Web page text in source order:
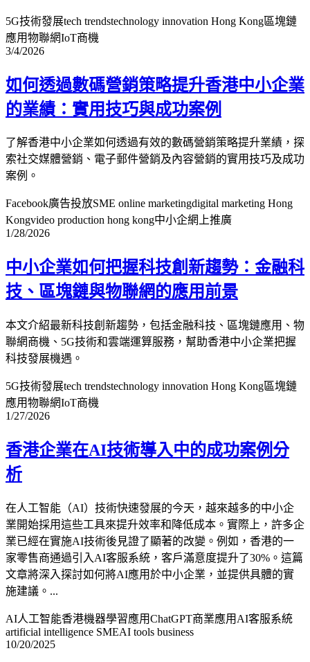
5G技術發展tech trendstechnology innovation Hong Kong區塊鏈
應用物聯網IoT商機
3/4/2026
如何透過數碼營銷策略提升香港中小企業
的業績：實用技巧與成功案例
了解香港中小企業如何透過有效的數碼營銷策略提升業績，探
索社交媒體營銷、電子郵件營銷及內容營銷的實用技巧及成功
案例。
Facebook廣告投放SME online marketingdigital marketing Hong
Kongvideo production hong kong中小企網上推廣
1/28/2026
中小企業如何把握科技創新趨勢：金融科
技、區塊鏈與物聯網的應用前景
本文介紹最新科技創新趨勢，包括金融科技、區塊鏈應用、物
聯網商機、5G技術和雲端運算服務，幫助香港中小企業把握
科技發展機遇。
5G技術發展tech trendstechnology innovation Hong Kong區塊鏈
應用物聯網IoT商機
1/27/2026
香港企業在AI技術導入中的成功案例分
析
在人工智能（AI）技術快速發展的今天，越來越多的中小企
業開始採用這些工具來提升效率和降低成本。實際上，許多企
業已經在實施AI技術後見證了顯著的改變。例如，香港的一
家零售商通過引入AI客服系統，客戶滿意度提升了30%。這篇
文章將深入探討如何將AI應用於中小企業，並提供具體的實
施建議。...
AI人工智能香港機器學習應用ChatGPT商業應用 AI客服系統
artificial intelligence SMEAI tools business
10/20/2025